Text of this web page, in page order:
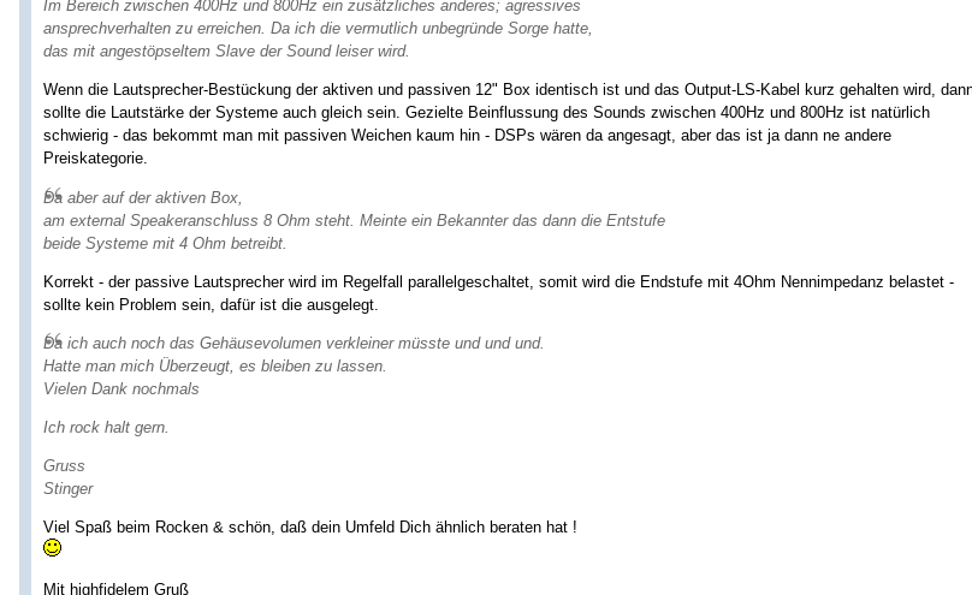
Im Bereich zwischen 400Hz und 800Hz ein zusätzliches anderes; agressives
ansprechverhalten zu erreichen. Da ich die vermutlich unbegründe Sorge hatte,
das mit angestöpseltem Slave der Sound leiser wird.
Wenn die Lautsprecher-Bestückung der aktiven und passiven 12" Box identisch ist und das Output-LS-Kabel kurz gehalten wird,
sollte die Lautstärke der Systeme auch gleich sein. Gezielte Beinflussung des Sounds zwischen 400Hz und 800Hz ist natürlich
schwierig - das bekommt man mit passiven Weichen kaum hin - DSPs wären da angesagt, aber das ist ja dann ne andere
Preiskategorie.
Da aber auf der aktiven Box,
am external Speakeranschluss 8 Ohm steht. Meinte ein Bekannter das dann die Entstufe
beide Systeme mit 4 Ohm betreibt.
Korrekt - der passive Lautsprecher wird im Regelfall parallelgeschaltet, somit wird die Endstufe mit 4Ohm Nennimpedanz belastet -
sollte kein Problem sein, dafür ist die ausgelegt.
Da ich auch noch das Gehäusevolumen verkleiner müsste und und und.
Hatte man mich Überzeugt, es bleiben zu lassen.
Vielen Dank nochmals
Ich rock halt gern.
Gruss
Stinger
Viel Spaß beim Rocken & schön, daß dein Umfeld Dich ähnlich beraten hat !
Mit highfidelem Gruß